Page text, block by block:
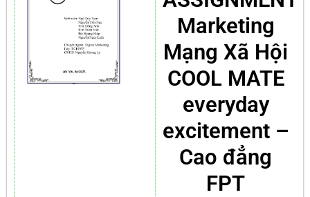
Marketing
Mạng Xã Hội
COOL MATE
everyday
excitement –
Cao đẳng
FPT